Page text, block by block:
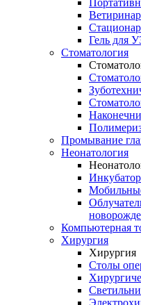
Гель для
Стоматология
Промывание
Неонатология
Компьютерная
Хирургия
Хирургия
Столы